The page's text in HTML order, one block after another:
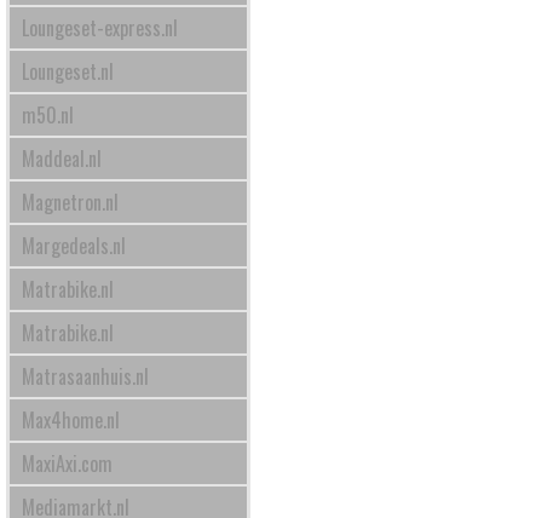
Loungeset-express.nl
Loungeset.nl
m50.nl
Maddeal.nl
Magnetron.nl
Margedeals.nl
Matrabike.nl
Matrabike.nl
Matrasaanhuis.nl
Max4home.nl
MaxiAxi.com
Mediamarkt.nl